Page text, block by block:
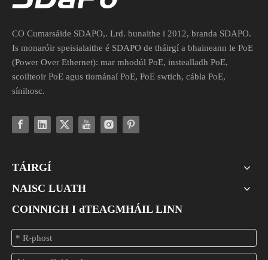
CO Cumarsáide SDAPO,. Lrd. bunaithe i 2012, branda SDAPO.
Is monaróir speisialaithe é SDAPO de tháirgí a bhaineann le PoE
(Power Over Ethernet): mar mhodúl PoE, instealladh PoE,
scoilteoir PoE agus tiománaí PoE, PoE swtich, cábla PoE,
sínihosc.
TÁIRGÍ
NAISC LUATH
COINNIGH I dTEAGMHÁIL LINN